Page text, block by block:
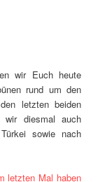
wir Euch heute
rund um den
letzten beiden
wir diesmal auch
sowie nach
letzten Mal haben